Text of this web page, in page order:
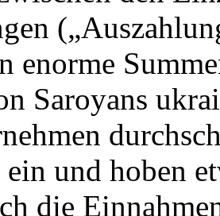
enorme
Saroyans
und hoben
die